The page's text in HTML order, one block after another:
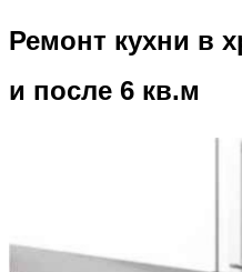
Ремонт кухни в
и после 6 кв.м